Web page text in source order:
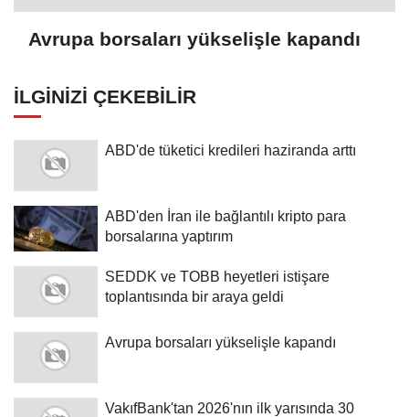
Avrupa borsaları yükselişle kapandı
İLGINIZI ÇEKEBILIR
ABD'de tüketici kredileri haziranda arttı
ABD'den İran ile bağlantılı kripto para
borsalarına yaptırım
SEDDK ve TOBB heyetleri istişare
toplantısında bir araya geldi
Avrupa borsaları yükselişle kapandı
VakıfBank'tan 2026'nın ilk yarısında 30